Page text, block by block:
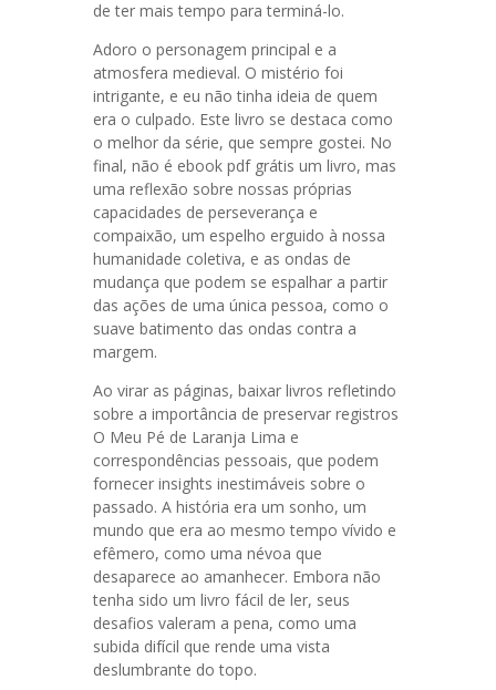
de ter mais tempo para terminá-lo.
Adoro o personagem principal e a
atmosfera medieval. O mistério foi
intrigante, e eu não tinha ideia de quem
era o culpado. Este livro se destaca como
o melhor da série, que sempre gostei. No
final, não é ebook pdf grátis um livro, mas
uma reflexão sobre nossas próprias
capacidades de perseverança e
compaixão, um espelho erguido à nossa
humanidade coletiva, e as ondas de
mudança que podem se espalhar a partir
das ações de uma única pessoa, como o
suave batimento das ondas contra a
margem.
Ao virar as páginas, baixar livros refletindo
sobre a importância de preservar registros
O Meu Pé de Laranja Lima e
correspondências pessoais, que podem
fornecer insights inestimáveis sobre o
passado. A história era um sonho, um
mundo que era ao mesmo tempo vívido e
efêmero, como uma névoa que
desaparece ao amanhecer. Embora não
tenha sido um livro fácil de ler, seus
desafios valeram a pena, como uma
subida difícil que rende uma vista
deslumbrante do topo.